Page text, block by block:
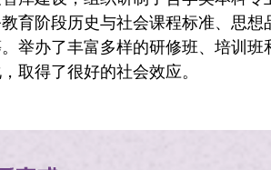
育阶段历史与社会课程标准、思
举办了丰富多样的研修班、培训
取得了很好的社会效应。